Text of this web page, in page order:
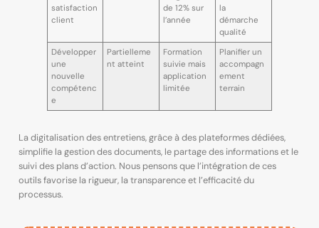
satisfaction
client
de 12% sur
l’année
la
démarche
qualité
Développer
une
nouvelle
compétenc
e
Partielleme
nt atteint
Formation
suivie mais
application
limitée
Planifier un
accompagn
ement
terrain
La digitalisation des entretiens, grâce à des plateformes dédiées,
simplifie la gestion des documents, le partage des informations et le
suivi des plans d’action. Nous pensons que l’intégration de ces
outils favorise la rigueur, la transparence et l’efficacité du
processus.